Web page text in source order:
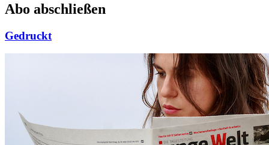
Abo abschließen
Gedruckt